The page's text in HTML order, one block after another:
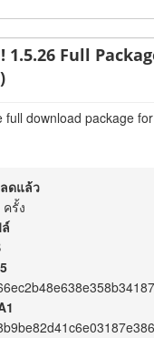
1.5.26 Full
full download package
ดแล้ว
ครั้ง